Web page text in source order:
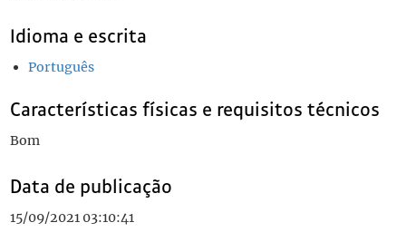
Idioma e escrita
Português
Características físicas e requisitos técnicos
Bom
Data de publicação
15/09/2021 03:10:41